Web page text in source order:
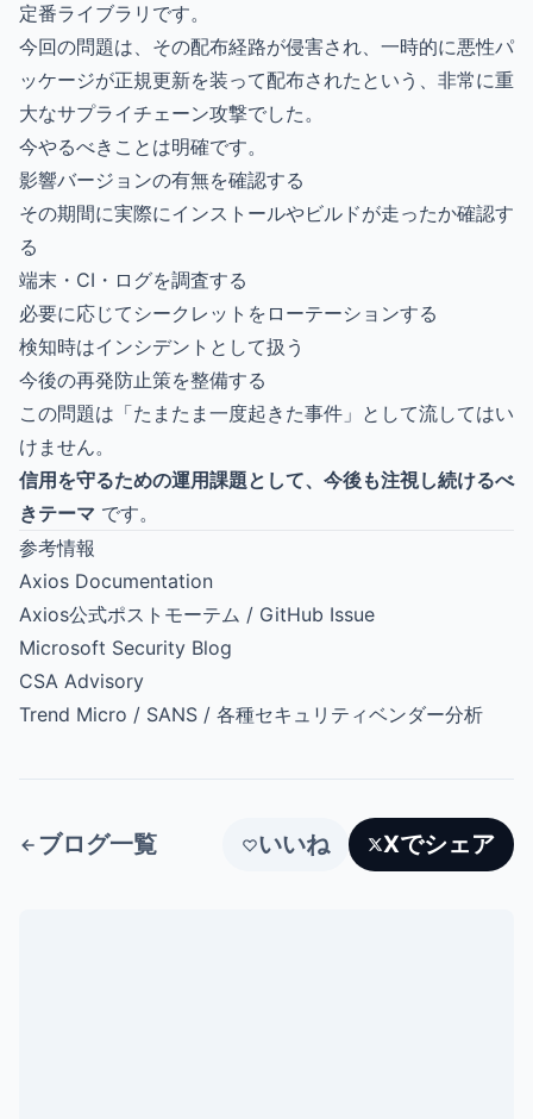
定番ライブラリです。
今回の問題は、その配布経路が侵害され、一時的に悪性パ
ッケージが正規更新を装って配布されたという、非常に重
大なサプライチェーン攻撃でした。
今やるべきことは明確です。
影響バージョンの有無を確認する
その期間に実際にインストールやビルドが走ったか確認す
る
端末・CI・ログを調査する
必要に応じてシークレットをローテーションする
検知時はインシデントとして扱う
今後の再発防止策を整備する
この問題は「たまたま一度起きた事件」として流してはい
けません。
信用を守るための運用課題として、今後も注視し続けるべ
きテーマ です。
参考情報
Axios Documentation
Axios公式ポストモーテム / GitHub Issue
Microsoft Security Blog
CSA Advisory
Trend Micro / SANS / 各種セキュリティベンダー分析
ブログ一覧 いいね Xでシェア